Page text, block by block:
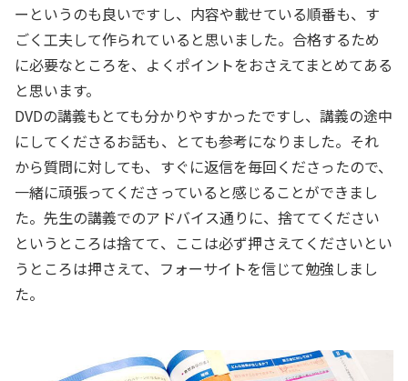
ーというのも良いですし、内容や載せている順番も、す
ごく工夫して作られていると思いました。合格するため
に必要なところを、よくポイントをおさえてまとめてある
と思います。
DVDの講義もとても分かりやすかったですし、講義の途中
にしてくださるお話も、とても参考になりました。それ
から質問に対しても、すぐに返信を毎回くださったので、
一緒に頑張ってくださっていると感じることができまし
た。先生の講義でのアドバイス通りに、捨ててください
というところは捨てて、ここは必ず押さえてくださいとい
うところは押さえて、フォーサイトを信じて勉強しまし
た。